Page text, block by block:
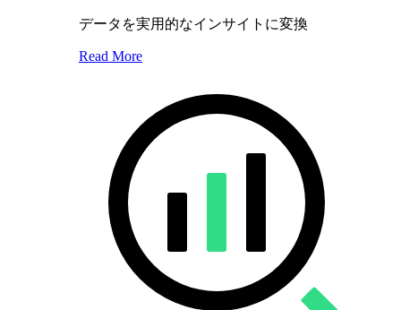
データを実用的なインサイトに変換
Read More